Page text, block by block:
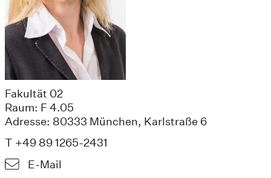
Fakultät 02
Raum: F 4.05
Adresse: 80333 München, Karlstraße 6
T +49 89 1265-2431
E-Mail